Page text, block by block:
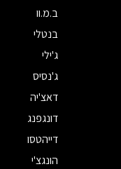
ב.מ.וו
בנטלי
ג'ילי
ג'נסיס
דאצ'יה
דונגפנג
דייהטסו
הונגצ'י